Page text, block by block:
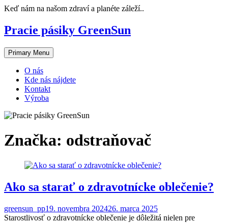
Skip
content
Keď nám na našom zdraví a planéte záleží..
Pracie pásiky GreenSun
Primary Menu
O nás
Kde nás nájdete
Kontakt
Výroba
Značka: odstraňovač
Ako sa starať o zdravotnícke oblečenie?
greensun_pp19. novembra 202426. marca 2025
Starostlivosť o zdravotnícke oblečenie je dôležitá nielen pre